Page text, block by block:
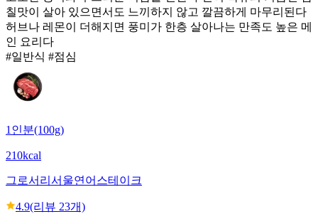
칠맛이 살아 있으면서도 느끼하지 않고 깔끔하게 마무리된다
허브나 레몬이 더해지면 풍미가 한층 살아나는 만족도 높은 메
인 요리다
#일반식 #점심
1인분(100g)
210kcal
그로서리서울연어스테이크
4.9(리뷰 23개)